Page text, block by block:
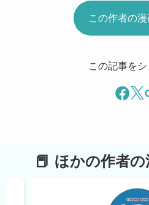
この作者の
この記事を
ほかの作者